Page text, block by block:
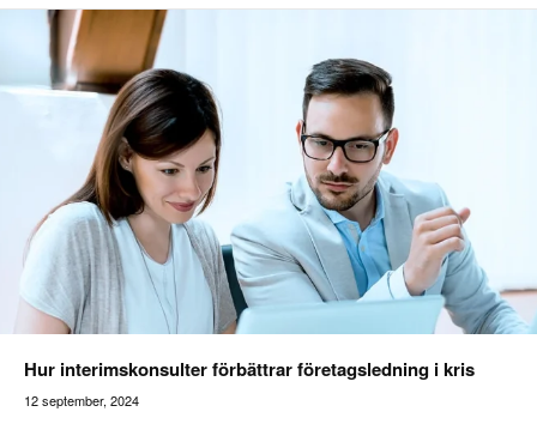
Addilon
Hur interimskonsulter förbättrar företagsledning i kris
12 september, 2024